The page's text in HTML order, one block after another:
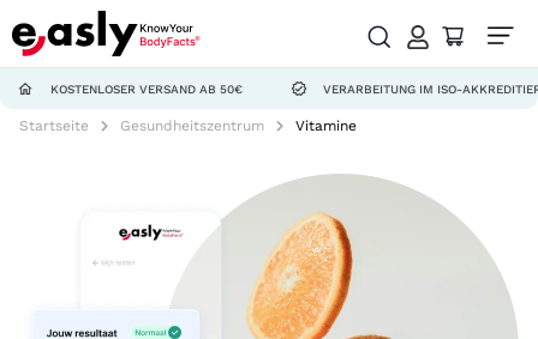
KOSTENLOSER VERSAND AB 50€ VERARBEITUNG IM ISO-AKKREDITIERTEN
Startseite Gesundheitszentrum Vitamine